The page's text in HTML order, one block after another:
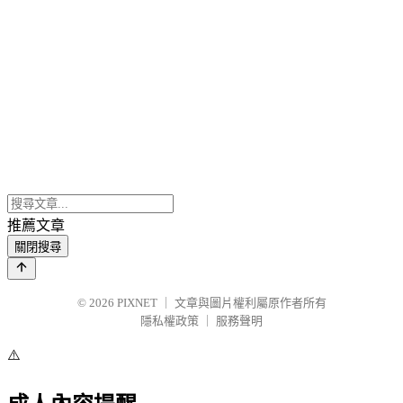
推薦文章
關閉搜尋
© 2026 PIXNET
文章與圖片權利屬原作者所有
隱私權政策
服務聲明
⚠️